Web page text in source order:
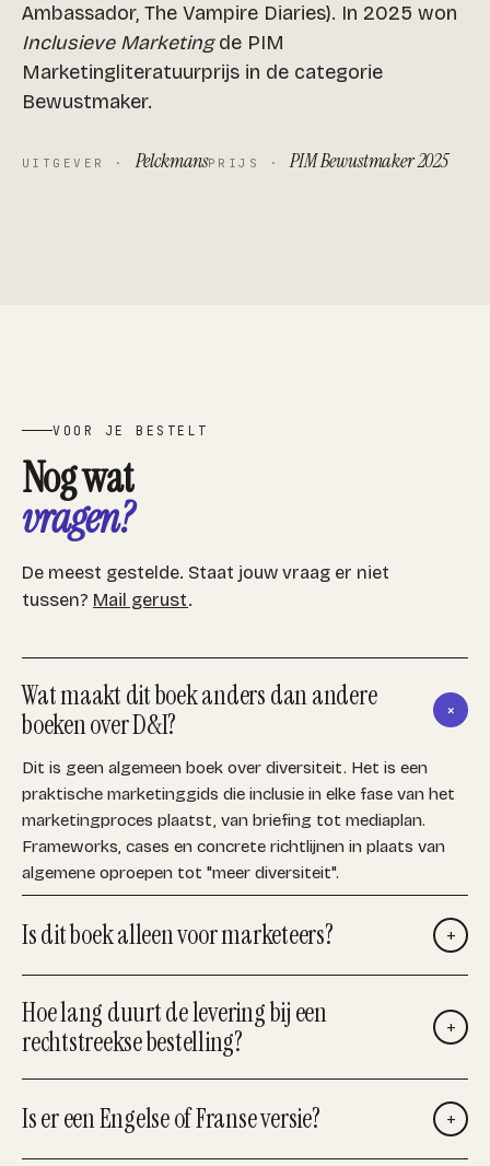
Ambassador, The Vampire Diaries). In 2025 won
Inclusieve Marketingde PIM
Marketingliteratuurprijs in de categorie
Bewustmaker.
UITGEVER ·PelckmansPRIJS ·PIM Bewustmaker 2025
VOOR JE BESTELT
Nog wat
vragen?
De meest gestelde. Staat jouw vraag er niet
tussen? Mail gerust.
Wat maakt dit boek anders dan andere
boeken over D&I?
+
Dit is geen algemeen boek over diversiteit. Het is een
praktische marketinggids die inclusie in elke fase van het
marketingproces plaatst, van briefing tot mediaplan.
Frameworks, cases en concrete richtlijnen in plaats van
algemene oproepen tot "meer diversiteit".
Is dit boek alleen voor marketeers? +
Hoe lang duurt de levering bij een
rechtstreekse bestelling?
+
Is er een Engelse of Franse versie? +